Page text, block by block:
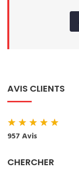
AVIS CLIENTS
★★★★★
957 Avis
CHERCHER